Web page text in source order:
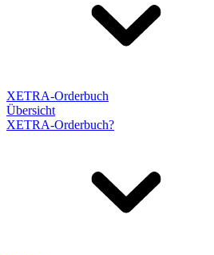
XETRA-Orderbuch
Übersicht
XETRA-Orderbuch?